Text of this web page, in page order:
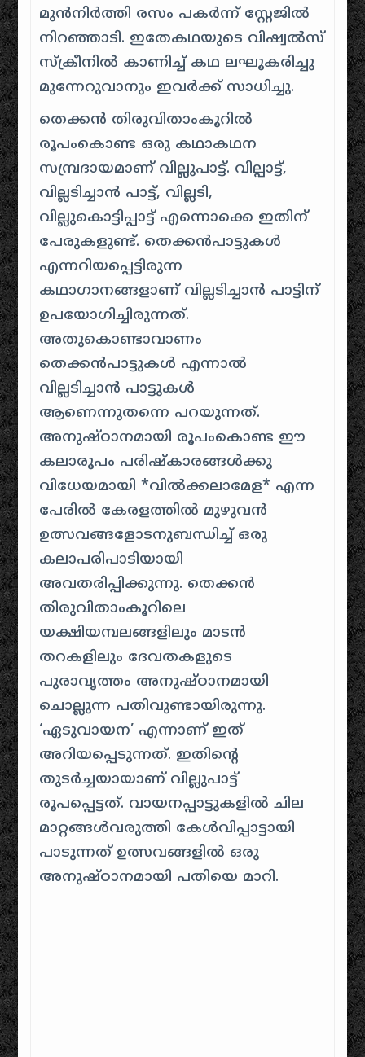
മുൻനിർത്തി രസം പകർന്ന് സ്റ്റേജിൽ
നിറഞ്ഞാടി. ഇതേകഥയുടെ വിഷ്വൽസ്
സ്ക്രീനിൽ കാണിച്ച് കഥ ലഘൂകരിച്ചു
മുന്നേറുവാനും ഇവർക്ക് സാധിച്ചു.
തെക്കൻ തിരുവിതാംകൂറിൽ
രൂപംകൊണ്ട ഒരു കഥാകഥന
സമ്പ്രദായമാണ് വില്ലുപാട്ട്. വില്പാട്ട്,
വില്ലടിച്ചാൻ പാട്ട്, വില്ലടി,
വില്ലുകൊട്ടിപ്പാട്ട് എന്നൊക്കെ ഇതിന്‌
പേരുകളുണ്ട്. തെക്കൻപാട്ടുകൾ
എന്നറിയപ്പെട്ടിരുന്ന
കഥാഗാനങ്ങളാണ് വില്ലടിച്ചാൻ പാട്ടിന്
ഉപയോഗിച്ചിരുന്നത്.
അതുകൊണ്ടാവാണം
തെക്കൻപാട്ടുകൾ എന്നാൽ
വില്ലടിച്ചാൻ പാട്ടുകൾ
ആണെന്നുതന്നെ പറയുന്നത്.
അനുഷ്ഠാനമായി രൂപംകൊണ്ട ഈ
കലാരൂപം പരിഷ്കാരങ്ങൾക്കു
വിധേയമായി *വിൽക്കലാമേള* എന്ന
പേരിൽ കേരളത്തിൽ മുഴുവൻ
ഉത്സവങ്ങളോടനുബന്ധിച്ച് ഒരു
കലാപരിപാടിയായി
അവതരിപ്പിക്കുന്നു. തെക്കൻ
തിരുവിതാംകൂറിലെ
യക്ഷിയമ്പലങ്ങളിലും മാടൻ
തറകളിലും ദേവതകളുടെ
പുരാവൃത്തം അനുഷ്ഠാനമായി
ചൊല്ലുന്ന പതിവുണ്ടായിരുന്നു.
‘ഏടുവായന’ എന്നാണ്‌ ഇത്
അറിയപ്പെടുന്നത്. ഇതിന്റെ
തുടർച്ചയായാണ്‌ വില്ലുപാട്ട്
രൂപപ്പെട്ടത്. വായനപ്പാട്ടുകളിൽ ചില
മാറ്റങ്ങൾവരുത്തി കേൾവിപ്പാട്ടായി
പാടുന്നത് ഉത്സവങ്ങളിൽ ഒരു
അനുഷ്ഠാനമായി പതിയെ മാറി.